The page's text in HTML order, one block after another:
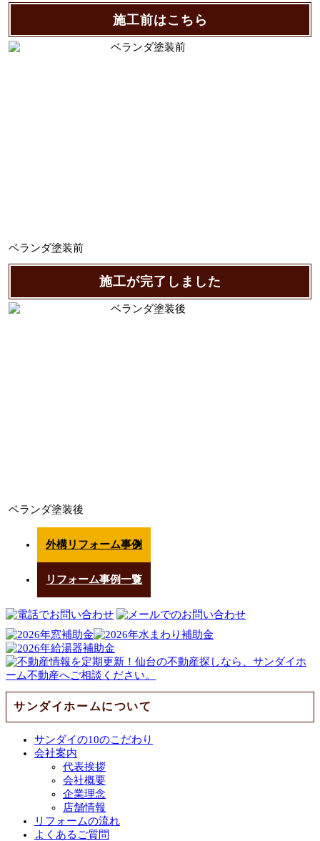
施工前はこちら
ベランダ塗装前
施工が完了しました
ベランダ塗装後
外構リフォーム事例
リフォーム事例一覧
サンダイホームについて
サンダイの10のこだわり
会社案内
代表挨拶
会社概要
企業理念
店舗情報
リフォームの流れ
よくあるご質問